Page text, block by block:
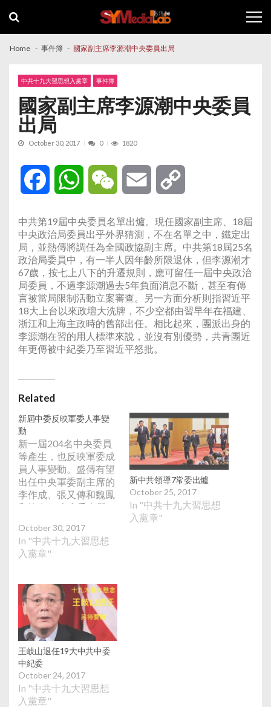
navigation
content
Home 事件簿 國家副主席李源潮中央委員出局
中共十九大習思想入黨章 事件簿
國家副主席李源潮中央委員
出局
October 30, 2017 0 1820
Facebook WhatsAppWeChat Email
中共第19屆中央委員名單出爐。現任國家副主席、18屆
中央政治局委員出乎外界猜測，不在名單之中，鐵定出
局，並熱傳將調任為全國政協副主席。中共第18屆25名
政治局委員中，有一半人因年齡所限退休，但李源潮才
67歲，按七上八下的升遷規則，應可留任一屆中央政治
局委員，不過李源潮過去5年負面消息不斷，甚至有傳
言被當局限制活動立案審查。另一方面分析則指習近平
18大上台以來政壇大洗牌，不少空都由習早年在福建、
浙江和上海主政時的舊部出任。相比起來，團派出身的
李源潮在習的用人標準來說，並沒有別優勢，共青團近
年更傳被中紀委乃至習近平怒批。
Related
新屆中委反映軍委人事變
動
新一屆204名中央委員
等產生，也反映軍委成
員人事變動。盛傳有望
出任中央軍委副主席的
李作成、張又傳和魏鳳
和均在19大中委名單
次當選中央委員。18屆
中央軍委副主席范長龍
則不在中央委員會名單
預料在軍委換屆後退
休。新一屆中共中央軍
委也即將產生，過去中
央軍委只有兩名副主
席，吸取郭伯雄、徐才
厚的教訓，預料19大中
央軍委有望增加副主席
人數，以免副主席坐
大。
October 30, 2017
In "中共十九大習思想
入黨章"
新中共領導7常委出爐
October 25, 2017
In "中共十九大習思想
入黨章"
王岐山退任19大中共中委
中紀委
October 24, 2017
In "中共十九大習思想
入黨章"